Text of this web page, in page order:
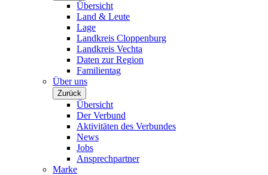
Übersicht
Land & Leute
Lage
Landkreis Cloppenburg
Landkreis Vechta
Daten zur Region
Familientag
Über uns
Zurück
Übersicht
Der Verbund
Aktivitäten des Verbundes
News
Jobs
Ansprechpartner
Marke